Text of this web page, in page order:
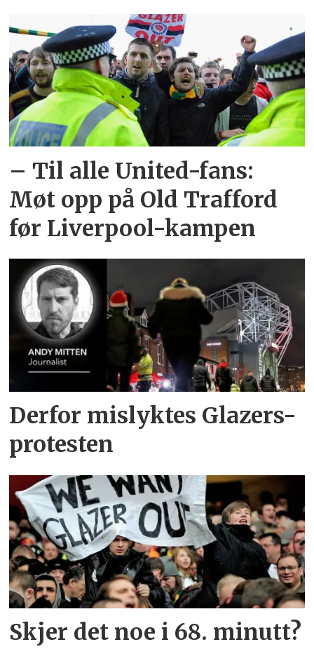
– Til alle United-fans:
Møt opp på Old Trafford
før Liverpool-kampen
Derfor mislyktes Glazers-
protesten
Skjer det noe i 68. minutt?